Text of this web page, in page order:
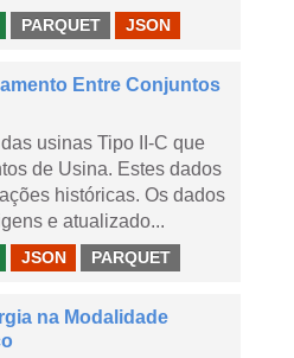
PARQUET JSON
Entre Conjuntos
usinas Tipo II-C que
de Usina. Estes dados
históricas. Os dados
e atualizado...
JSON PARQUET
na Modalidade